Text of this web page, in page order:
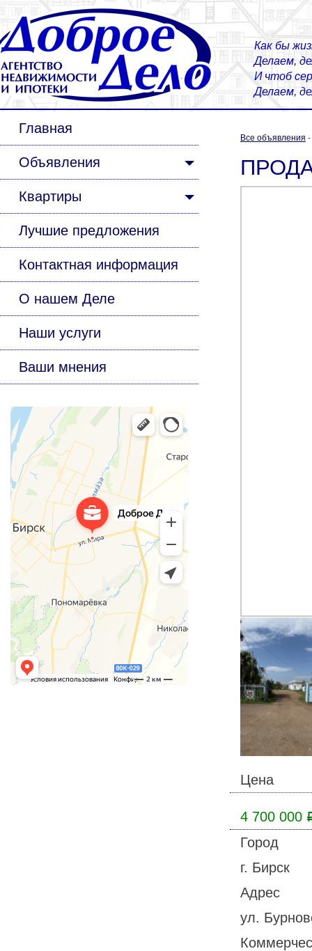
Как бы
Делаем,
И чтоб
Делаем,
Главная
Объявления
Квартиры
Лучшие предложения
Контактная информация
О нашем Деле
Наши услуги
Ваши мнения
Все объявления -
Цена
4 700 000
Город
г. Бирск
Адрес
ул.